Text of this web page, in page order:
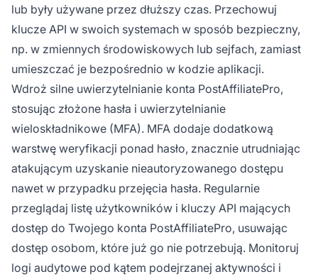
lub były używane przez dłuższy czas. Przechowuj
klucze API w swoich systemach w sposób bezpieczny,
np. w zmiennych środowiskowych lub sejfach, zamiast
umieszczać je bezpośrednio w kodzie aplikacji.
Wdroż silne uwierzytelnianie konta PostAffiliatePro,
stosując złożone hasła i uwierzytelnianie
wieloskładnikowe (MFA). MFA dodaje dodatkową
warstwę weryfikacji ponad hasło, znacznie utrudniając
atakującym uzyskanie nieautoryzowanego dostępu
nawet w przypadku przejęcia hasła. Regularnie
przeglądaj listę użytkowników i kluczy API mających
dostęp do Twojego konta PostAffiliatePro, usuwając
dostęp osobom, które już go nie potrzebują. Monitoruj
logi audytowe pod kątem podejrzanej aktywności i